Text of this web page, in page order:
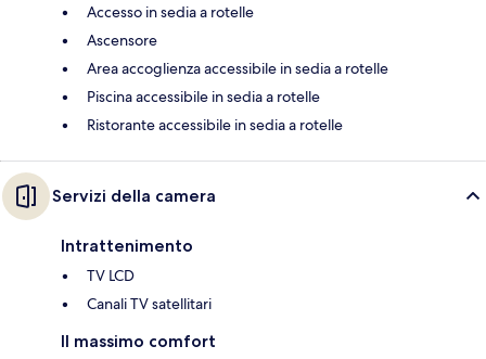
Accesso in sedia a rotelle
Ascensore
Area accoglienza accessibile in sedia a rotelle
Piscina accessibile in sedia a rotelle
Ristorante accessibile in sedia a rotelle
Servizi della camera
Intrattenimento
TV LCD
Canali TV satellitari
Il massimo comfort